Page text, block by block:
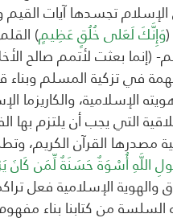
الإسلام تجسدها آيات
وَإِنَّكَ لَعَلى خُلُقٍ عَظِيمٍ)
(إنما بعثت لأتمم صالح
في تزكية المسلم وبناء
الإسلامية، والكاريزما
مصدرها القرآن
أُسْوَةٌ حَسَنَةٌ لِّمَن كَانَ يَرْجُو
والهوية الإسلامية فعل
من كتابنا بناء